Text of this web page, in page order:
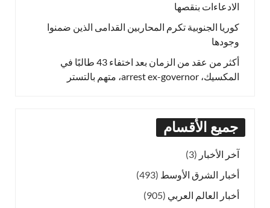
الادعاءات بنقصها
كوريا الجنوبية تكرم المحاربين القدامى الذين ضمنوا
وجودها
أكثر من عقد من الزمان بعد اختفاء 43 طالبًا في
المكسيك، arrest ex-governor، متهم بالتستر
جميع الأقسام
آخر الأخبار (3)
أخبار الشرق الأوسط (493)
أخبار العالم العربي (905)